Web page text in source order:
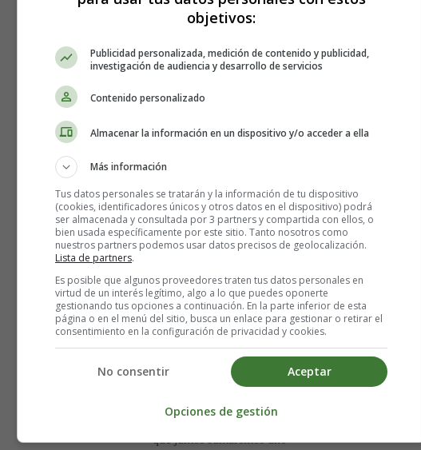
que junto sumaremos uno
pensando que me estás sintiendo
yo lo se...
tres corazones...
y otro que nos da tirones
Voy buscando las palabras
encontrarlas me desvela
por decirte tantas cosas
la distancia de un aliento
las verdades del barquero
los remeros los que mandan
Otra vez te contaré
que llevas parte de mi adentro
que juntos sumaremos uno
objetivos:
Publicidad personalizada, medición de contenido y publicidad,
investigación de audiencia y desarrollo de servicios
Contenido personalizado
Almacenar la información en un dispositivo y/o acceder a ella
Más información
Tus datos personales se tratarán y la información de tu dispositivo
(cookies, identificadores únicos y otros datos en el dispositivo) podrá
ser almacenada y consultada por 3 partners y compartida con ellos, o
bien usada específicamente por este sitio. Tanto nosotros como
nuestros partners podemos usar datos precisos de geolocalización.
Lista de partners.
Es posible que algunos proveedores traten tus datos personales en
virtud de un interés legítimo, algo a lo que puedes oponerte
gestionando tus opciones a continuación. En la parte inferior de esta
página o en el menú del sitio, busca un enlace para gestionar o retirar el
consentimiento en la configuración de privacidad y cookies.
Aceptar
No consentir
Opciones de gestión